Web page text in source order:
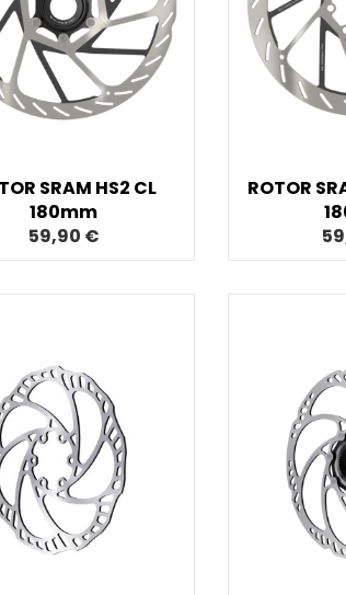
SRAM HS2 CL
180mm
59,90 €
ROTOR